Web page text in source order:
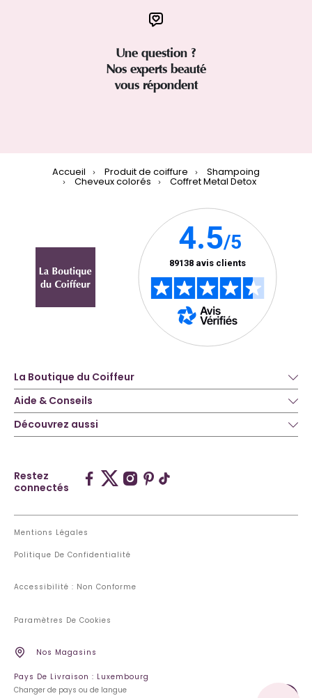
Une question ?
Nos experts beauté
vous répondent
Accueil Produit de coiffure Shampoing
Cheveux colorés Coffret Metal Detox
La Boutique du Coiffeur
Aide & Conseils
Découvrez aussi
Restez
connectés
Mentions Légales
Politique De Confidentialité
Accessibilité : Non Conforme
Paramètres De Cookies
Nos Magasins
Pays De Livraison : Luxembourg
Changer de pays ou de langue